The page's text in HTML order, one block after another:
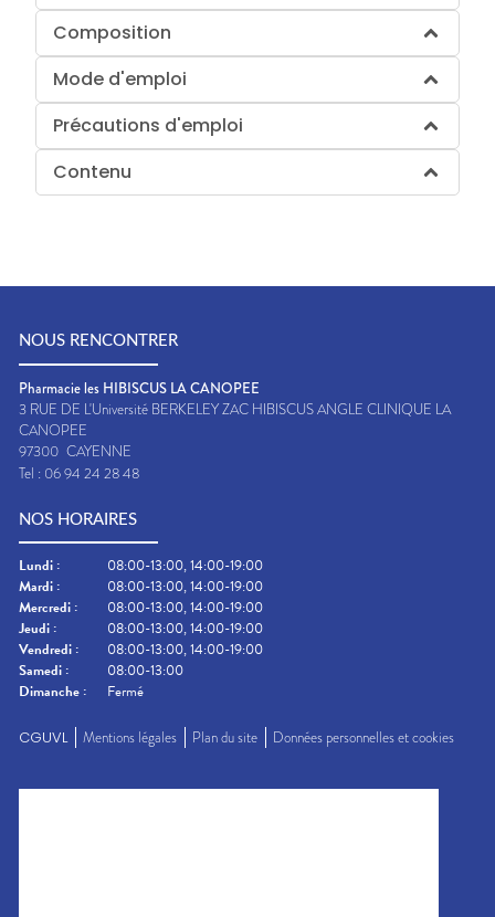
Composition
Mode d'emploi
Précautions d'emploi
Contenu
NOUS RENCONTRER
Pharmacie les HIBISCUS LA CANOPEE
3 RUE DE L'Université BERKELEY ZAC HIBISCUS ANGLE CLINIQUE LA
CANOPEE
97300 CAYENNE
Tel : 06 94 24 28 48
NOS HORAIRES
Lundi :
08:00-13:00, 14:00-19:00
Mardi :
08:00-13:00, 14:00-19:00
Mercredi :
08:00-13:00, 14:00-19:00
Jeudi :
08:00-13:00, 14:00-19:00
Vendredi :
08:00-13:00, 14:00-19:00
Samedi :
08:00-13:00
Dimanche : Fermé
CGUVL Mentions légales Plan du site Données personnelles et cookies